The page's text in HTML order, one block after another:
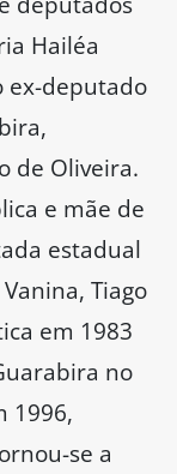
Hailéa
ex-deputado
de Oliveira.
e mãe de
estadual
Tiago
em 1983
no
1996,
se a